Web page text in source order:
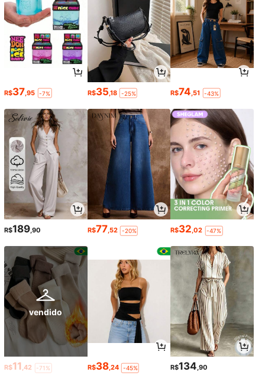
R$37,95 -7% R$35,18 -25% R$74,51 -43%
R$189,90 R$77,52 -20% R$32,02 -47%
vendido
R$11 ,42 -71% R$38,24 -45% R$134,90